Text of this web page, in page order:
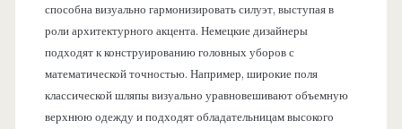
способна визуально гармонизировать силуэт, выступая в
роли архитектурного акцента. Немецкие дизайнеры
подходят к конструированию головных уборов с
математической точностью. Например, широкие поля
классической шляпы визуально уравновешивают объемную
верхнюю одежду и подходят обладательницам высокого